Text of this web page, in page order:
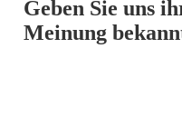
Geben Sie uns
Meinung